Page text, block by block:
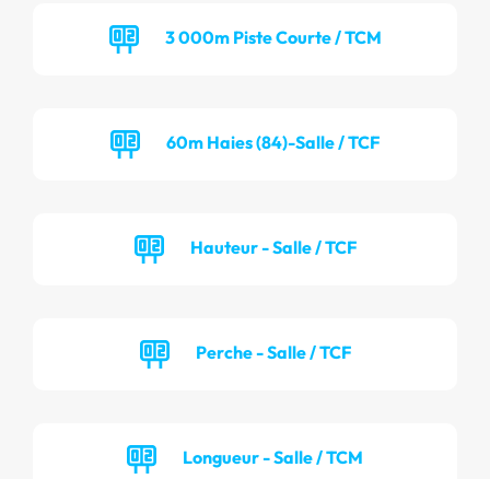
3 000m Piste Courte / TCM
60m Haies (84)-Salle / TCF
Hauteur - Salle / TCF
Perche - Salle / TCF
Longueur - Salle / TCM